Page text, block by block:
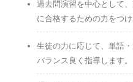
過去問演習を中心として
に合格するための力をつ
生徒の力に応じて、単語
バランス良く指導します。